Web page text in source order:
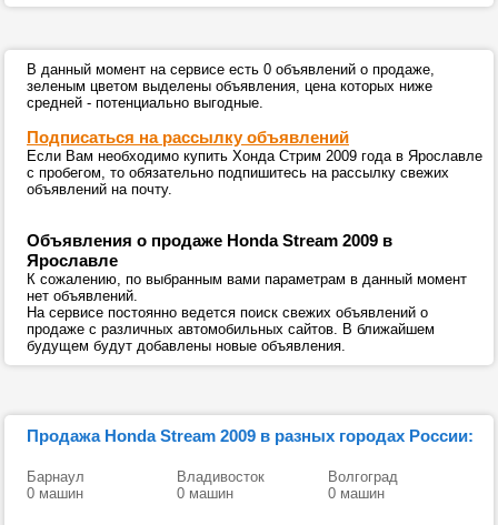
В данный момент на сервисе есть 0 объявлений о продаже,
зеленым цветом выделены объявления, цена которых ниже
средней - потенциально выгодные.
Подписаться на рассылку объявлений
Если Вам необходимо купить Хонда Стрим 2009 года в Ярославле
с пробегом, то обязательно подпишитесь на рассылку свежих
объявлений на почту.
Объявления о продаже Honda Stream 2009 в
Ярославле
К сожалению, по выбранным вами параметрам в данный момент
нет объявлений.
На сервисе постоянно ведется поиск свежих объявлений о
продаже с различных автомобильных сайтов. В ближайшем
будущем будут добавлены новые объявления.
Продажа Honda Stream 2009 в разных городах России:
Барнаул
0 машин
Владивосток
0 машин
Волгоград
0 машин